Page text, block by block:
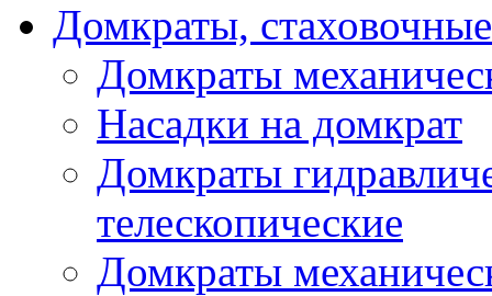
Домкраты,
Домкраты
Насадки на домкрат
Домкраты
телескопические
Домкраты